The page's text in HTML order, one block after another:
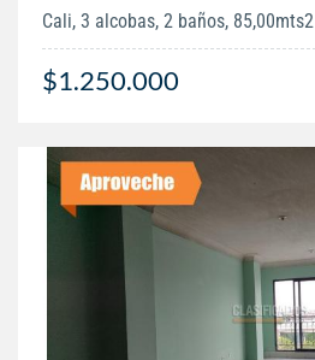
Cali, 3 alcobas, 2 baños, 85,00mts2
$1.250.000